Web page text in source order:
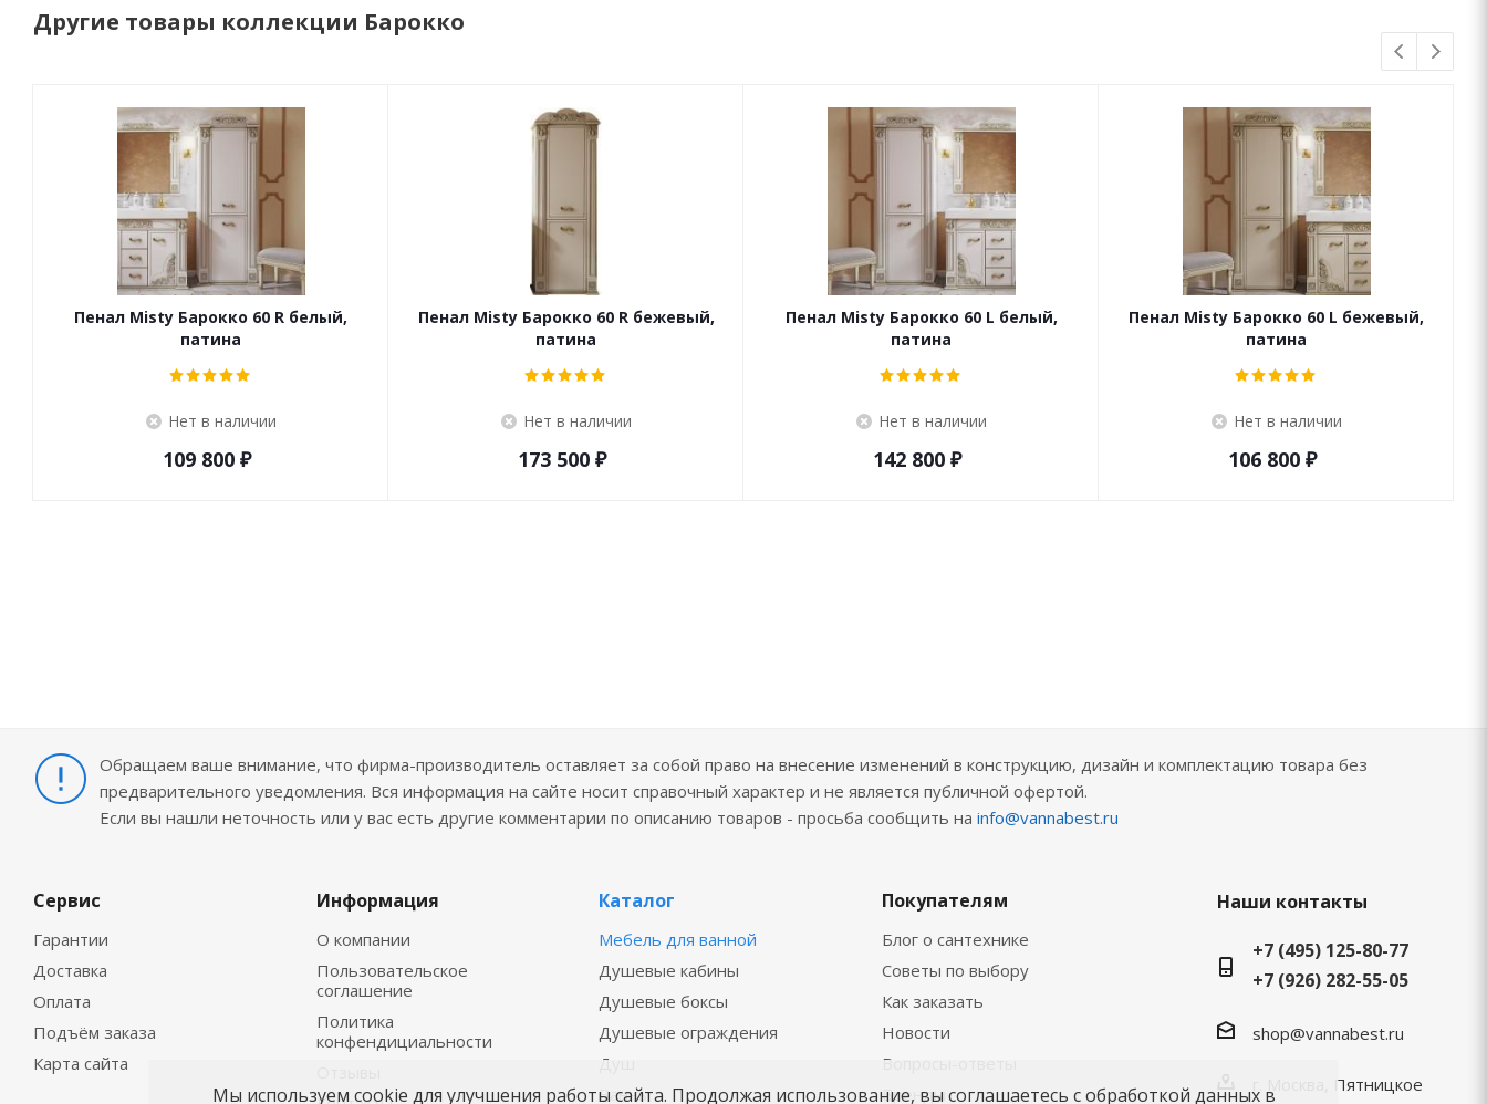
Другие товары коллекции Барокко
Пенал Misty Барокко 60 R белый,
патина
Нет в наличии
109 800 ₽
Пенал Misty Барокко 60 R бежевый,
патина
Нет в наличии
173 500 ₽
Пенал Misty Барокко 60 L белый,
патина
Нет в наличии
142 800 ₽
Пенал Misty Барокко 60 L бежевый,
патина
Нет в наличии
106 800 ₽
Обращаем ваше внимание, что фирма-производитель оставляет за собой право на внесение изменений в конструкцию, дизайн и комплектацию товара без
предварительного уведомления. Вся информация на сайте носит справочный характер и не является публичной офертой.
Если вы нашли неточность или у вас есть другие комментарии по описанию товаров - просьба сообщить на info@vannabest.ru
Сервис
Гарантии
Доставка
Оплата
Подъём заказа
Карта сайта
Информация
О компании
Пользовательское
соглашение
Политика
конфендициальности
Каталог
Мебель для ванной
Душевые кабины
Душевые боксы
Душевые ограждения
Душ
Ванны
Покупателям
Блог о сантехнике
Советы по выбору
Как заказать
Новости
Вопросы-ответы
Бренды
Наши контакты
+7 (495) 125-80-77
+7 (926) 282-55-05
shop@vannabest.ru
г. Москва, Пятницкое
Мы используем cookie для улучшения работы сайта. Продолжая использование, вы соглашаетесь с обработкой данных в